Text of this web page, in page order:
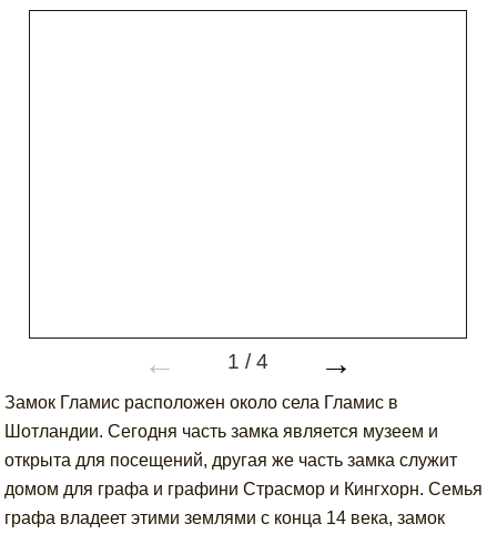
← 1 /4 →
Замок Гламис расположен около села Гламис в
Шотландии. Сегодня часть замка является музеем и
открыта для посещений, другая же часть замка служит
домом для графа и графини Страсмор и Кингхорн. Семья
графа владеет этими землями с конца 14 века, замок